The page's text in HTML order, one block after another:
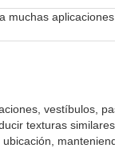
muchas
vestíbulos,
texturas